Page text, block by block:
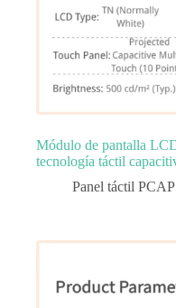
Módulo de pantalla
tecnología táctil
Panel táctil PCAP